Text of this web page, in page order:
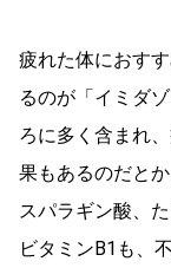
疲れた体におす
るのが「イミダ
ろに多く含まれ
果もあるのだと
スパラギン酸、
ビタミンB1も、